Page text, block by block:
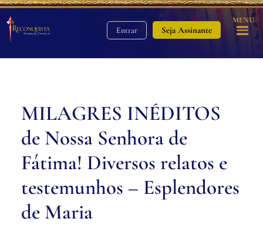
Entrar Seja Assinante
MENU
MILAGRES INÉDITOS
de Nossa Senhora de
Fátima! Diversos relatos e
testemunhos – Esplendores
de Maria